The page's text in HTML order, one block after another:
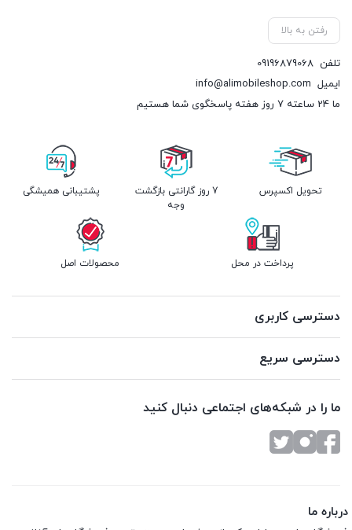
رفتن به بالا
تلفن 09196879068
ایمیل info@alimobileshop.com
ما 24 ساعته 7 روز هفته پاسخگوی شما هستیم
تحویل اکسپرس
7 روز گارانتی بازگشت
وجه
پشتیبانی همیشگی
پرداخت در محل محصولات اصل
دسترسی کاربری
دسترسی سریع
ما را در شبکه‌های اجتماعی دنبال کنید
درباره ما